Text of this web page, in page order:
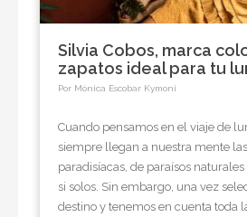
Silvia Cobos, marca
zapatos ideal para tu
Por Mónica Escobar Kymoni
Cuando pensamos en el viaje de
siempre llegan a nuestra mente
paradisíacas, de paraísos
si solos. Sin embargo, una vez
destino y tenemos en cuenta toda